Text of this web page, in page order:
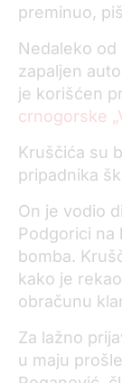
preminuo,
Nedaleko
zapaljen
je korišćen
crnogorske
Kruščića su
pripadnika
On je vodio
Podgorici na
bomba.
kako je
obračunu
Za lažno
u maju